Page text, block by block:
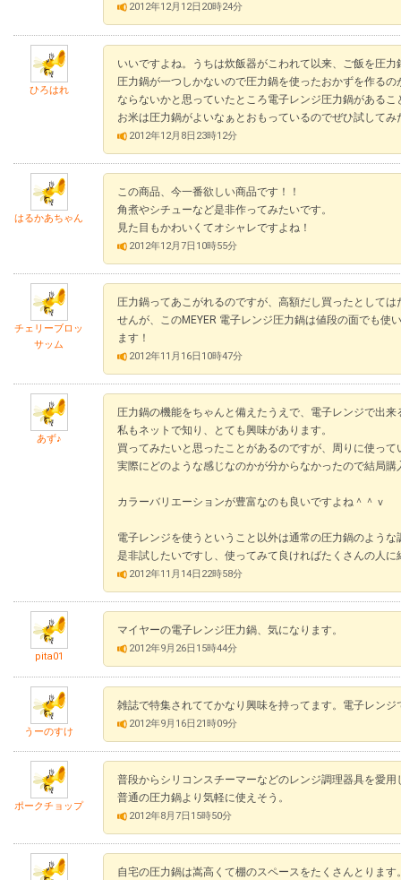
2012年12月12日20時24分
ひろはれ
いいですよね。うちは炊飯器がこわれて以来、ご飯を圧
圧力鍋が一つしかないので圧力鍋を使ったおかずを作る
ならないかと思っていたところ電子レンジ圧力鍋があるこ
お米は圧力鍋がよいなぁとおもっているのでぜひ試してみ
2012年12月8日23時12分
はるかあちゃん
この商品、今一番欲しい商品です！！
角煮やシチューなど是非作ってみたいです。
見た目もかわいくてオシャレですよね！
2012年12月7日10時55分
チェリーブロッ
サッム
圧力鍋ってあこがれるのですが、高額だし買ったとして
せんが、このMEYER 電子レンジ圧力鍋は値段の面でも使
ます！
2012年11月16日10時47分
あず♪
圧力鍋の機能をちゃんと備えたうえで、電子レンジで出
私もネットで知り、とても興味があります。
買ってみたいと思ったことがあるのですが、周りに使って
実際にどのような感じなのかが分からなかったので結局
カラーバリエーションが豊富なのも良いですよね＾＾ｖ
電子レンジを使うということ以外は通常の圧力鍋のよう
是非試したいですし、使ってみて良ければたくさんの人に
2012年11月14日22時58分
pita01
マイヤーの電子レンジ圧力鍋、気になります。
2012年9月26日15時44分
うーのすけ
雑誌で特集されててかなり興味を持ってます。電子レン
2012年9月16日21時09分
ポークチョップ
普段からシリコンスチーマーなどのレンジ調理器具を愛
普通の圧力鍋より気軽に使えそう。
2012年8月7日15時50分
自宅の圧力鍋は嵩高くて棚のスペースをたくさんとりま